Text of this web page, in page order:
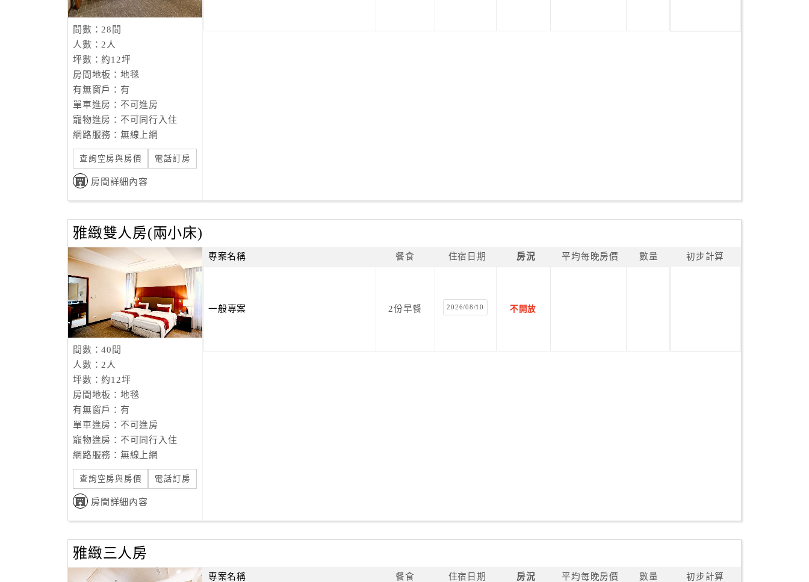
間數：28間
人數：2人
坪數：約12坪
房間地板：地毯
有無窗戶：有
單車進房：不可進房
寵物進房：不可同行入住
網路服務：無線上網
查詢空房與房價 電話訂房
房間詳細內容
雅緻雙人房(兩小床)
間數：40間
人數：2人
坪數：約12坪
房間地板：地毯
有無窗戶：有
單車進房：不可進房
寵物進房：不可同行入住
網路服務：無線上網
查詢空房與房價 電話訂房
房間詳細內容
專案名稱 餐食 住宿日期 房況 平均每晚房價 數量 初步計算
一般專案 2份早餐 2026/08/10 不開放
雅緻三人房
專案名稱 餐食 住宿日期 房況 平均每晚房價 數量 初步計算